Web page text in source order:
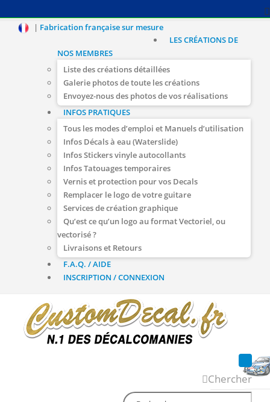
| Fabrication française sur mesure
LES CRÉATIONS DE
NOS MEMBRES
Liste des créations détaillées
Galerie photos de toute les créations
Envoyez-nous des photos de vos réalisations
INFOS PRATIQUES
Tous les modes d’emploi et Manuels d’utilisation
Infos Décals à eau (Waterslide)
Infos Stickers vinyle autocollants
Infos Tatouages temporaires
Vernis et protection pour vos Decals
Remplacer le logo de votre guitare
Services de création graphique
Qu’est ce qu’un logo au format Vectoriel, ou
vectorisé ?
Livraisons et Retours
F.A.Q. / AIDE
INSCRIPTION / CONNEXION
Chercher